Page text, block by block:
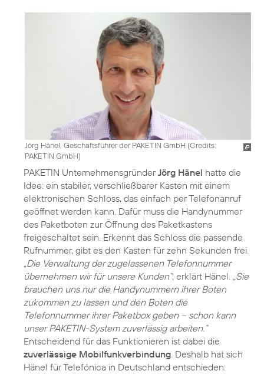
Jörg Hänel, Geschäftsführer der PAKETIN GmbH (Credits:
PAKETIN GmbH)
PAKETIN UnternehmensgründerJörg Hänel hatte die
Idee: ein stabiler, verschließbarer Kasten mit einem
elektronischen Schloss, das einfach per Telefonanruf
geöffnet werden kann. Dafür muss die Handynummer
des Paketboten zur Öffnung des Paketkastens
freigeschaltet sein. Erkennt das Schloss die passende
Rufnummer, gibt es den Kasten für zehn Sekunden frei.
„Die Verwaltung der zugelassenen Telefonnummer
übernehmen wir für unsere Kunden“, erklärt Hänel. „Sie
brauchen uns nur die Handynummern ihrer Boten
zukommen zu lassen und den Boten die
Telefonnummer ihrer Paketbox geben – schon kann
unser PAKETIN-System zuverlässig arbeiten.“
Entscheidend für das Funktionieren ist dabei die
zuverlässige Mobilfunkverbindung. Deshalb hat sich
Hänel für Telefónica in Deutschland entschieden: